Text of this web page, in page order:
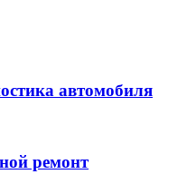
автомобиля
ремонт